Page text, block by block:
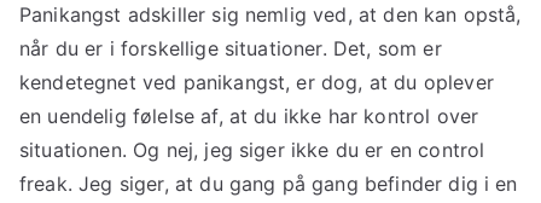
Panikangst adskiller sig nemlig ved, at den kan opstå,
når du er i forskellige situationer. Det, som er
kendetegnet ved panikangst, er dog, at du oplever
en uendelig følelse af, at du ikke har kontrol over
situationen. Og nej, jeg siger ikke du er en control
freak. Jeg siger, at du gang på gang befinder dig i en